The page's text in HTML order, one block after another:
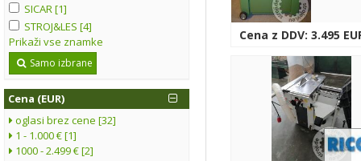
SICAR [1]
STROJ&LES [4]
Prikaži vse znamke
Samo izbrane
Cena (EUR)
oglasi brez cene [32]
1 - 1.000 € [1]
1000 - 2.499 € [2]
Cena z DDV: 3.495